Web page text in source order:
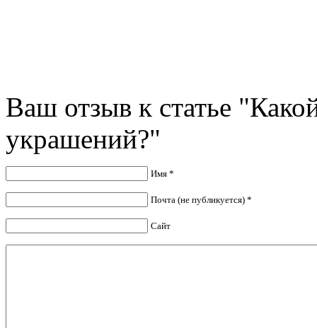
Ваш отзыв к статье
украшений?"
Имя *
Почта (не публикуется) *
Сайт